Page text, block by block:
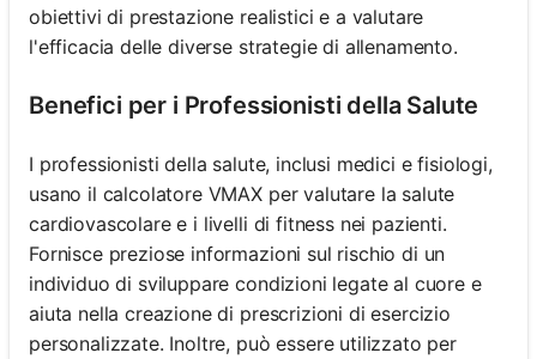
obiettivi di prestazione realistici e a valutare
l'efficacia delle diverse strategie di allenamento.
Benefici per i Professionisti della Salute
I professionisti della salute, inclusi medici e fisiologi,
usano il calcolatore VMAX per valutare la salute
cardiovascolare e i livelli di fitness nei pazienti.
Fornisce preziose informazioni sul rischio di un
individuo di sviluppare condizioni legate al cuore e
aiuta nella creazione di prescrizioni di esercizio
personalizzate. Inoltre, può essere utilizzato per